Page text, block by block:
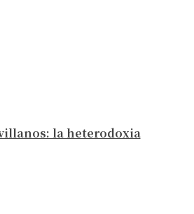
la heterodoxia